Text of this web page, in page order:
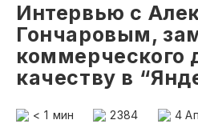
Интервью с
Гончаровым,
коммерческого
качеству в
< 1 мин 2384 4